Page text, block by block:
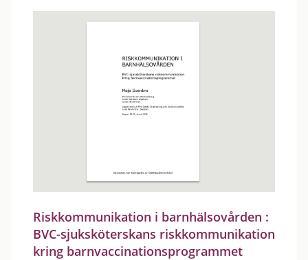
Riskkommunikation i barnhälsovården :
BVC-sjuksköterskans riskkommunikation
kring barnvaccinationsprogrammet